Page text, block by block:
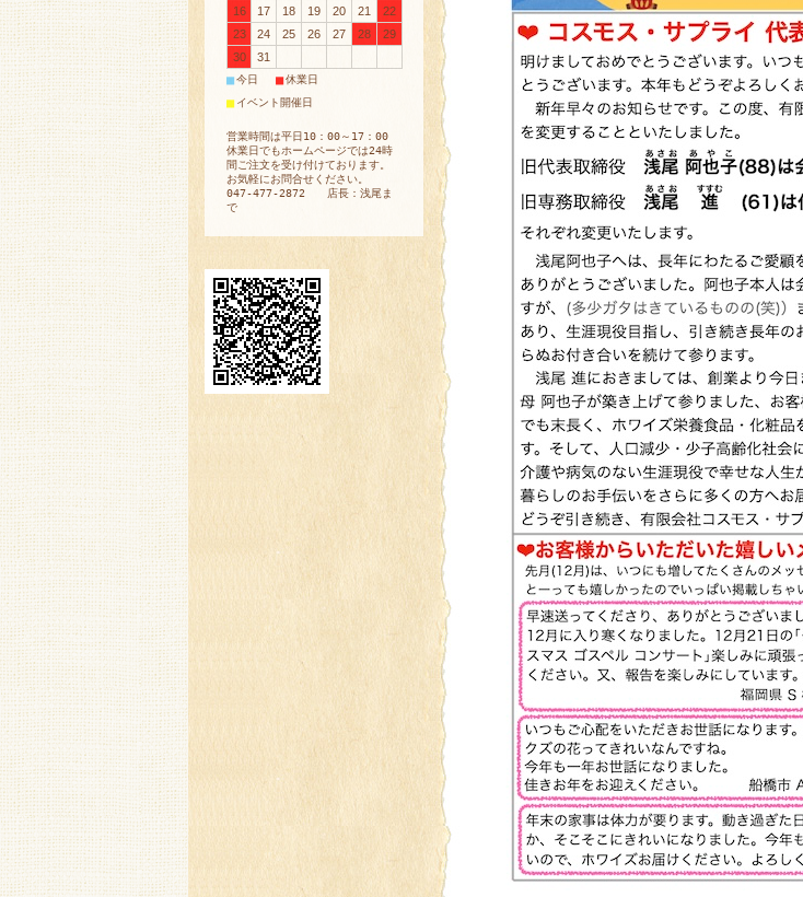
16
17 18 19 20 21
22
23
24 25 26 27 28
29
30
31
■今日 ■休業日
■ イベント開催日
営業時間は平日10：00～17：00
休業日でもホームページでは24時
間ご注文を受け付けております。
お気軽にお問合せください。
047-477-2872 店長：浅尾ま
で